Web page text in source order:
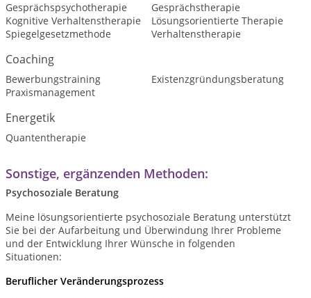
Gesprächspsychotherapie
Gesprächstherapie
Kognitive Verhaltenstherapie
Lösungsorientierte Therapie
Spiegelgesetzmethode
Verhaltenstherapie
Coaching
Bewerbungstraining
Existenzgründungsberatung
Praxismanagement
Energetik
Quantentherapie
Sonstige, ergänzenden Methoden:
Psychosoziale Beratung
Meine lösungsorientierte psychosoziale Beratung unterstützt
Sie bei der Aufarbeitung und Überwindung Ihrer Probleme
und der Entwicklung Ihrer Wünsche in folgenden
Situationen:
Beruflicher Veränderungsprozess